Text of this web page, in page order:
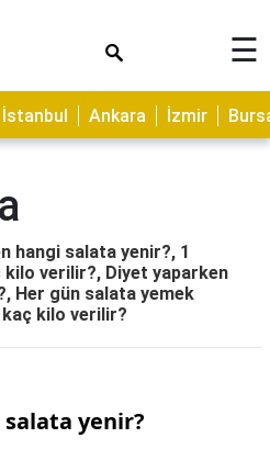
☰
İstanbul Ankara İzmir
hangi salata yenir?, 1
verilir?, Diyet yaparken
Her gün salata yemek
kaç kilo verilir?
yenir?